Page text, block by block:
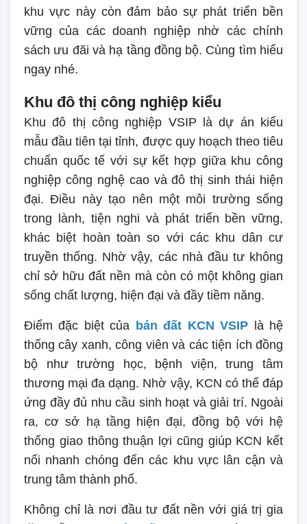
khu vực này còn đảm bảo sự phát triển bền
vững của các doanh nghiệp nhờ các chính
sách ưu đãi và hạ tầng đồng bộ. Cùng tìm hiểu
ngay nhé.
Khu đô thị công nghiệp kiểu
Khu đô thị công nghiệp VSIP là dự án kiểu
mẫu đầu tiên tại tỉnh, được quy hoạch theo tiêu
chuẩn quốc tế với sự kết hợp giữa khu công
nghiệp công nghệ cao và đô thị sinh thái hiện
đại. Điều này tạo nên một môi trường sống
trong lành, tiện nghi và phát triển bền vững,
khác biệt hoàn toàn so với các khu dân cư
truyền thống. Nhờ vậy, các nhà đầu tư không
chỉ sở hữu đất nền mà còn có một không gian
sống chất lượng, hiện đại và đầy tiềm năng.
Điểm đặc biệt của bán đất KCN VSIP là hệ
thống cây xanh, công viên và các tiện ích đồng
bộ như trường học, bệnh viện, trung tâm
thương mại đa dạng. Nhờ vậy, KCN có thể đáp
ứng đầy đủ nhu cầu sinh hoạt và giải trí. Ngoài
ra, cơ sở hạ tầng hiện đại, đồng bộ với hệ
thống giao thông thuận lợi cũng giúp KCN kết
nối nhanh chóng đến các khu vực lân cận và
trung tâm thành phố.
Không chỉ là nơi đầu tư đất nền với giá trị gia